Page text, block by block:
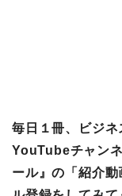
毎日１冊、ビジ
YouTubeチャン
ール』の「紹介